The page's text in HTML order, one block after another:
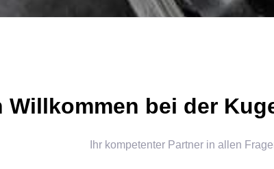
Willkommen bei der
Ihr kompetenter Partner in allen